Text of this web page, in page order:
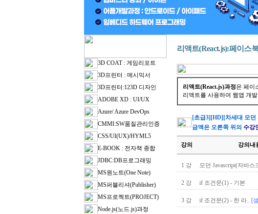
3D COAT : 게임리포트
3D프린터 : 메시믹서
3D프린터:123D 디자인
ADOBE XD : UI/UX
Azure/ Azure DevOps
CMMI:SW품질관리인증
CSS/UI(UX)/HYML5
E-BOOK : 전자책 종합
JDBC:DB프로그래밍
MS원노트(One Note)
MS퍼블리셔(Publisher)
MS프로젝트(PROJECT)
Node.js(노드.js)과정
리액트(React.js):페이스
리액트(React.js)과정은 페이
리액트를 사용하여 웹앱 개
[초급3][HD][차세대 모던
금액은 오른쪽 위의 수강
강의 강의내
1 강 모던 Javascript(자바
2 강 if 조건문(1) - 기본
3 강 if 조건문(2) - 한 라.. [